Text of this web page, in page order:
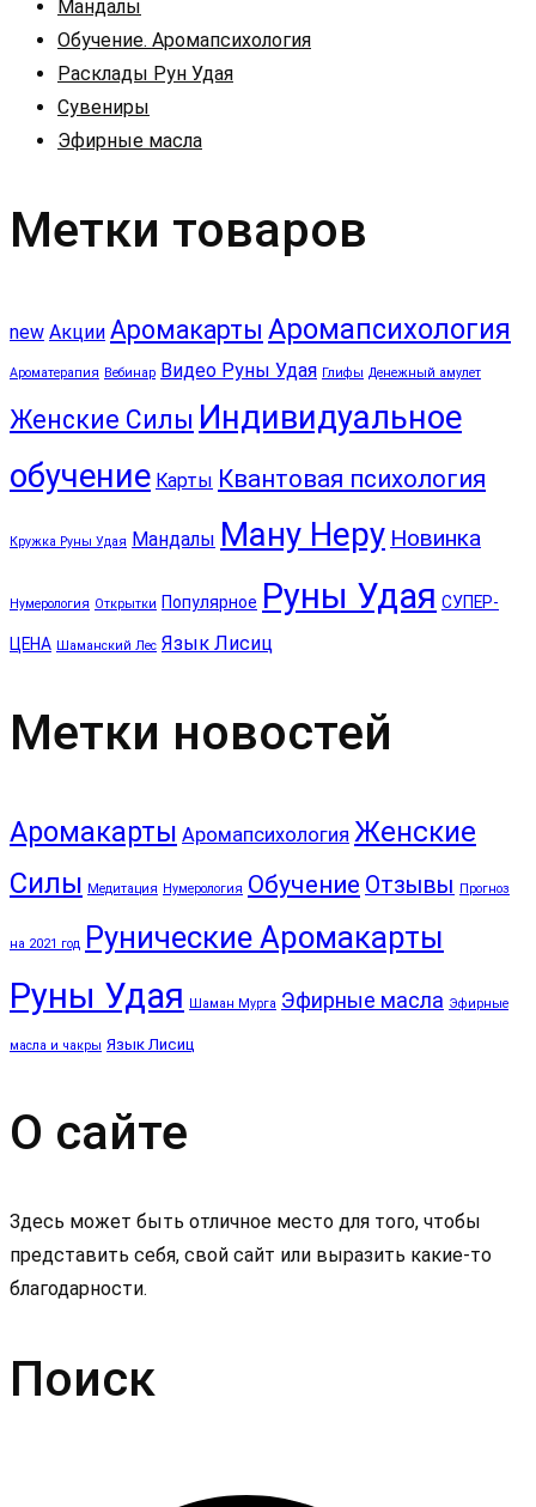
Мандалы
Обучение. Аромапсихология
Расклады Рун Удая
Сувениры
Эфирные масла
Метки товаров
new Акции Аромакарты Аромапсихология
Ароматерапия Вебинар Видео Руны Удая Глифы Денежный амулет
Женские Силы Индивидуальное
обучение Карты Квантовая психология
Кружка Руны Удая Мандалы Ману Неру Новинка
Нумерология Открытки Популярное Руны Удая СУПЕР-
ЦЕНА Шаманский Лес Язык Лисиц
Метки новостей
Аромакарты Аромапсихология Женские
Силы Медитация Нумерология Обучение Отзывы Прогноз
на 2021 год Рунические Аромакарты
Руны Удая Шаман Мурга Эфирные масла Эфирные
масла и чакры Язык Лисиц
О сайте
Здесь может быть отличное место для того, чтобы
представить себя, свой сайт или выразить какие-то
благодарности.
Поиск